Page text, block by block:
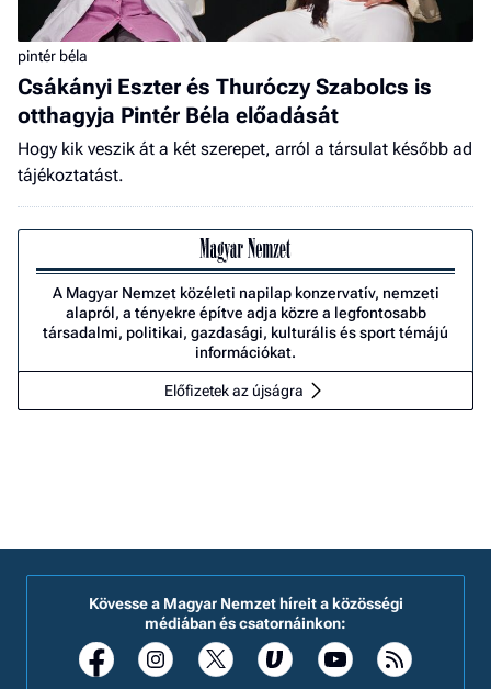
pintér béla
Csákányi Eszter és Thuróczy Szabolcs is
otthagyja Pintér Béla előadását
Hogy kik veszik át a két szerepet, arról a társulat később ad
tájékoztatást.
A Magyar Nemzet közéleti napilap konzervatív, nemzeti
alapról, a tényekre építve adja közre a legfontosabb
társadalmi, politikai, gazdasági, kulturális és sport témájú
információkat.
Előfizetek az újságra
Kövesse a Magyar Nemzet híreit a közösségi
médiában és csatornáinkon: